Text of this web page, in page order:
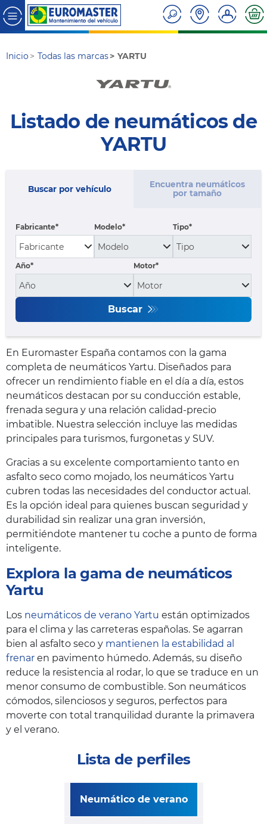
Inicio Todas las marcas YARTU
Listado de neumáticos de
YARTU
Buscar por vehículo
Encuentra neumáticos
por tamaño
Fabricante Modelo Tipo
Año* Motor*
Buscar
En Euromaster España contamos con la gama
completa de neumáticos Yartu. Diseñados para
ofrecer un rendimiento fiable en el día a día, estos
neumáticos destacan por su conducción estable,
frenada segura y una relación calidad-precio
imbatible. Nuestra selección incluye las medidas
principales para turismos, furgonetas y SUV.
Gracias a su excelente comportamiento tanto en
asfalto seco como mojado, los neumáticos Yartu
cubren todas las necesidades del conductor actual.
Es la opción ideal para quienes buscan seguridad y
durabilidad sin realizar una gran inversión,
permitiéndote mantener tu coche a punto de forma
inteligente.
Explora la gama de neumáticos
Yartu
Los neumáticos de verano Yartu están optimizados
para el clima y las carreteras españolas. Se agarran
bien al asfalto seco y mantienen la estabilidad al
frenar en pavimento húmedo. Además, su diseño
reduce la resistencia al rodar, lo que se traduce en un
menor consumo de combustible. Son neumáticos
cómodos, silenciosos y seguros, perfectos para
moverte con total tranquilidad durante la primavera
y el verano.
Lista de perfiles
Neumático de verano